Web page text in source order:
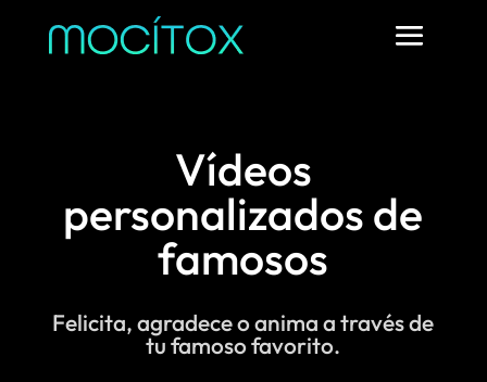
Vídeos
personalizados de
famosos
Felicita, agradece o anima a través de
tu famoso favorito.